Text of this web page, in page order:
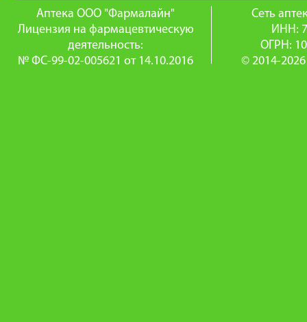
Аптека ООО "Фармалайн"
Лицензия на фармацевтическую
деятельность:
№ ФС-99-02-005621 от 14.10.2016
Сеть
ИНН:
ОГРН:
© 2014-